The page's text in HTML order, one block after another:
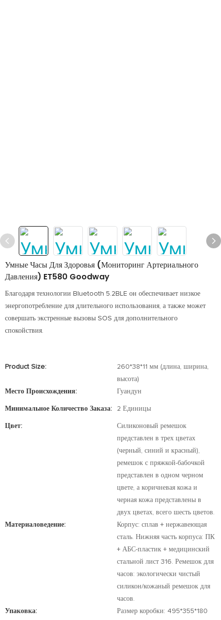
Умные Часы Для Здоровья (мониторинг Артериального
Давления) ET580 Goodway
Благодаря технологии Bluetooth 5.2BLE он обеспечивает низкое
энергопотребление для длительного использования, а также может
совершать экстренные вызовы SOS для дополнительного
спокойствия.
Product Size:
260*38*11 мм (длина, ширина,
высота)
Место Происхождения:
Гуандун
Минимальное Количество Заказа: 2 Единицы
Цвет:
Силиконовый ремешок
представлен в трех цветах
(черный, синий и красный),
ремешок с пряжкой-бабочкой
представлен в одном черном
цвете, а коричневая кожа и
черная кожа представлены в
двух цветах, всего шесть цветов.
Материаловедение:
Корпус: сплав + нержавеющая
сталь. Нижняя часть корпуса: ПК
+ АБС-пластик + медицинский
стальной лист 316. Ремешок для
часов: экологически чистый
силикон/кожаный ремешок для
часов.
Упаковка:
Размер коробки: 495*355*180